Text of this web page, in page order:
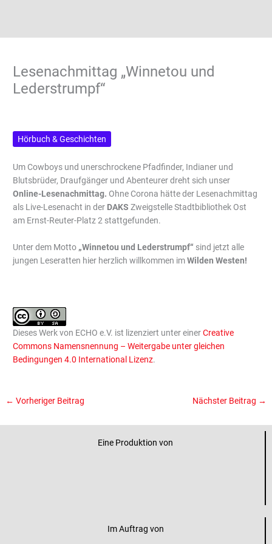
Lesenachmittag „Winnetou und
Lederstrumpf“
Hörbuch & Geschichten
Um Cowboys und unerschrockene Pfadfinder, Indianer und
Blutsbrüder, Draufgänger und Abenteurer dreht sich unser
Online-Lesenachmittag. Ohne Corona hätte der Lesenachmittag
als Live-Lesenacht in der DAKS Zweigstelle Stadtbibliothek Ost
am Ernst-Reuter-Platz 2 stattgefunden.
Unter dem Motto „Winnetou und Lederstrumpf“ sind jetzt alle
jungen Leseratten hier herzlich willkommen imWilden Westen!
Dieses Werk von ECHO e.V. ist lizenziert unter einerCreative
Commons Namensnennung – Weitergabe unter gleichen
Bedingungen 4.0 International Lizenz.
← Vorheriger Beitrag Nächster Beitrag →
Eine Produktion von
Im Auftrag von